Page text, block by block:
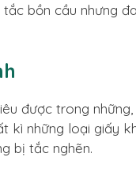
bồn cầu nhưng
được trong
kì những loại giấy
bị tắc nghẽn.